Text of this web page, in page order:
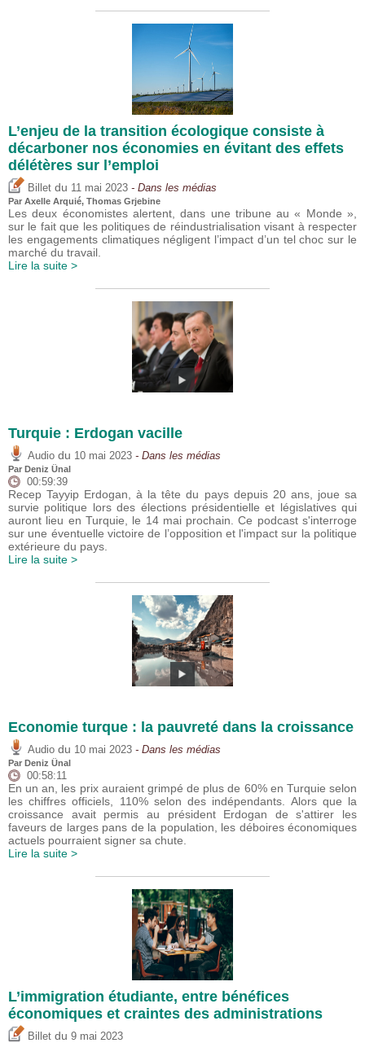
L’enjeu de la transition écologique consiste à
décarboner nos économies en évitant des effets
délétères sur l’emploi
Billet du 11 mai 2023 - Dans les médias
Par Axelle Arquié, Thomas Grjebine
Les deux économistes alertent, dans une tribune au « Monde »,
sur le fait que les politiques de réindustrialisation visant à respecter
les engagements climatiques négligent l’impact d’un tel choc sur le
marché du travail.
Lire la suite >
Turquie : Erdogan vacille
Audio du 10 mai 2023 - Dans les médias
Par Deniz Ünal
00:59:39
Recep Tayyip Erdogan, à la tête du pays depuis 20 ans, joue sa
survie politique lors des élections présidentielle et législatives qui
auront lieu en Turquie, le 14 mai prochain. Ce podcast s'interroge
sur une éventuelle victoire de l’opposition et l'impact sur la politique
extérieure du pays.
Lire la suite >
Economie turque : la pauvreté dans la croissance
Audio du 10 mai 2023 - Dans les médias
Par Deniz Ünal
00:58:11
En un an, les prix auraient grimpé de plus de 60% en Turquie selon
les chiffres officiels, 110% selon des indépendants. Alors que la
croissance avait permis au président Erdogan de s'attirer les
faveurs de larges pans de la population, les déboires économiques
actuels pourraient signer sa chute.
Lire la suite >
L’immigration étudiante, entre bénéfices
économiques et craintes des administrations
Billet du 9 mai 2023